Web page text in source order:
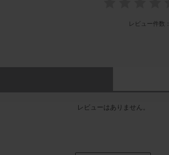
レビュー件数：
レビューはありません。